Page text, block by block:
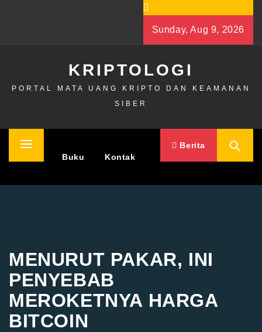
Sunday, Aug 9, 2026
KRIPTOLOGI
PORTAL MATA UANG KRIPTO DAN KEAMANAN
SIBER
Primary
Buku Kontak
Berita
MENURUT PAKAR, INI
PENYEBAB
MEROKETNYA HARGA
BITCOIN